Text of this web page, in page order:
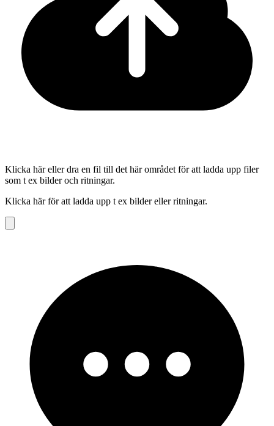
Klicka här eller dra en fil till det här området för att ladda upp filer
som t ex bilder och ritningar.
Klicka här för att ladda upp t ex bilder eller ritningar.